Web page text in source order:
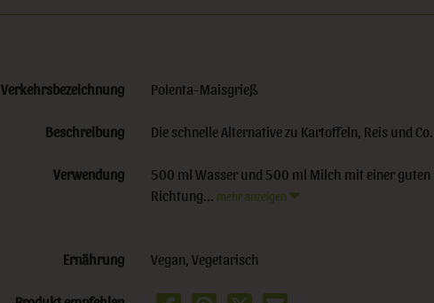
Verkehrsbezeichnung Polenta-Maisgrieß
Beschreibung Die schnelle Alternative zu Kartoffeln, Reis und
Verwendung
500 ml Wasser und 500 ml Milch mit einer
Richtung... mehr anzeigen
Ernährung Vegan, Vegetarisch